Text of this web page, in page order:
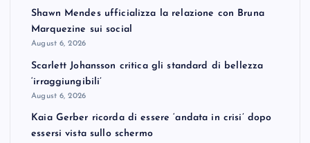
Shawn Mendes ufficializza la relazione con Bruna
Marquezine sui social
August 6, 2026
Scarlett Johansson critica gli standard di bellezza
‘irraggiungibili’
August 6, 2026
Kaia Gerber ricorda di essere ‘andata in crisi’ dopo
essersi vista sullo schermo